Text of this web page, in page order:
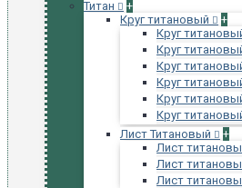
Титан
+
Круг титановый
+
Круг
Круг
Круг
Круг
Круг
Круг
Лист Титановый
+
Лист
Лист
Лист